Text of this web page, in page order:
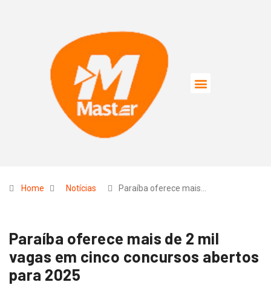
Home Notícias Paraíba oferece mais…
Paraíba oferece mais de 2 mil
vagas em cinco concursos abertos
para 2025